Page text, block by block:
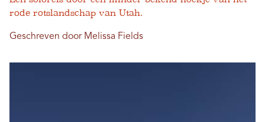
rode rotslandschap van Utah.
Geschreven door Melissa Fields